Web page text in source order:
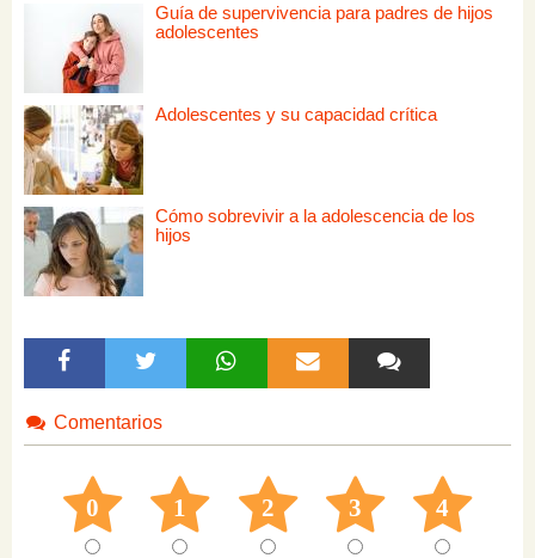
Guía de supervivencia para padres de hijos
adolescentes
Adolescentes y su capacidad crítica
Cómo sobrevivir a la adolescencia de los
hijos
Comentarios
0 1 2 3 4